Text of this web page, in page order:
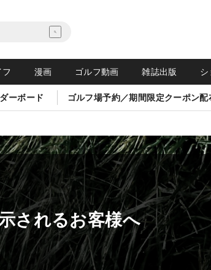
フ 漫画 ゴルフ動画 雑誌出版 シ
ーボード ゴルフ場予約／期間限定クーポン配
されるお客様へ